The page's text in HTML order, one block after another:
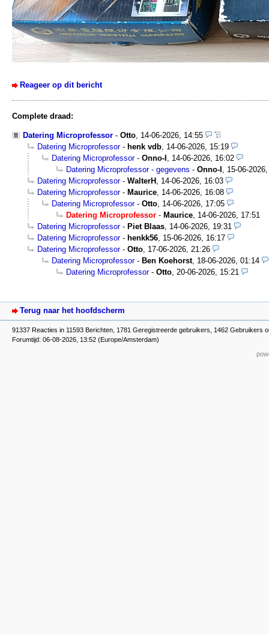
Reageer op dit bericht
Complete draad:
Datering Microprofessor - Otto, 14-06-2026, 14:55
Datering Microprofessor- henk vdb, 14-06-2026, 15:19
Datering Microprofessor- Onno-I , 14-06-2026, 16:02
Datering Microprofessor - gegevens - Onno-I , 15-06-
Datering Microprofessor- WalterH , 14-06-2026, 16:03
Datering Microprofessor- Maurice, 14-06-2026, 16:08
Datering Microprofessor- Otto, 14-06-2026, 17:05
Datering Microprofessor - Maurice, 14-06-2026, 17:51
Datering Microprofessor- Piet Blaas, 14-06-2026, 19:31
Datering Microprofessor- henkk56, 15-06-2026, 16:17
Datering Microprofessor- Otto, 17-06-2026, 21:26
Datering Microprofessor- Ben Koehorst, 18-06-2026, 01:14
Datering Microprofessor- Otto, 20-06-2026, 15:21
Terug naar het hoofdscherm
91337 Reacties in 11593 Berichten, 1781 Geregistreerde gebruikers, 1462 Gebruikers
Forumtijd: 06-08-2026, 13:52 (Europe/Amsterdam)